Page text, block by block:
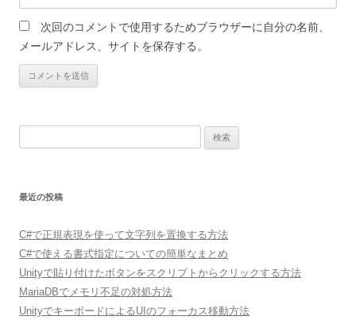
次回のコメントで使用するためブラウザーに自分の名前、
メールアドレス、サイトを保存する。
最近の投稿
C#で正規表現を使って文字列を置換する方法
C#で使える書式指定についての簡単なまとめ
Unityで貼り付けたボタンをスクリプトからクリックする方法
MariaDBでメモリ不足の対処方法
UnityでキーボードによるUIのフォーカス移動方法